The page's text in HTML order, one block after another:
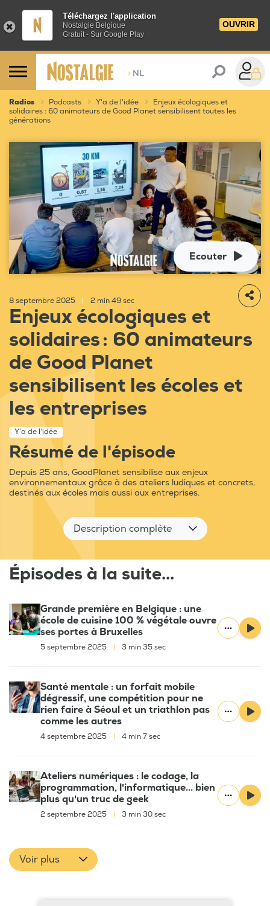
Téléchargez l'application
Nostalgie Belgique
Gratuit - Sur Google Play
OUVRIR
> NL
Radios Podcasts Y'a de l'idée
Enjeux écologiques et
solidaires : 60 animateurs de Good Planet sensibilisent toutes les
générations
Ecouter
8 septembre 2025 2 min 49 sec
Enjeux écologiques et
solidaires : 60 animateurs
de Good Planet
sensibilisent les écoles et
les entreprises
Y'a de l'idée
Résumé de l'épisode
Depuis 25 ans, GoodPlanet sensibilise aux enjeux
environnementaux grâce à des ateliers ludiques et concrets,
destinés aux écoles mais aussi aux entreprises.
Description complète
Épisodes à la suite...
Grande première en Belgique : une
école de cuisine 100 % végétale ouvre
ses portes à Bruxelles
5 septembre 2025 3 min 35 sec
Santé mentale : un forfait mobile
dégressif, une compétition pour ne
rien faire à Séoul et un triathlon pas
comme les autres
4 septembre 2025 4 min 7 sec
Ateliers numériques : le codage, la
programmation, l'informatique... bien
plus qu'un truc de geek
2 septembre 2025 3 min 30 sec
Voir plus